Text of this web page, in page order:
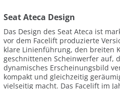
Seat Ateca Design
Das Design des Seat Ateca ist
vor dem Facelift produzierte
klare Linienführung, den breiten
geschnittenen Scheinwerfer auf,
dynamisches Erscheinungsbild
kompakt und gleichzeitig
vielseitig macht. Das Facelift im